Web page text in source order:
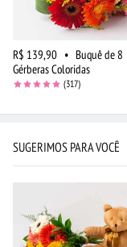
R$ 139,90 • Buquê de 8
Gérberas Coloridas
(317)
SUGERIMOS PARA VOCÊ